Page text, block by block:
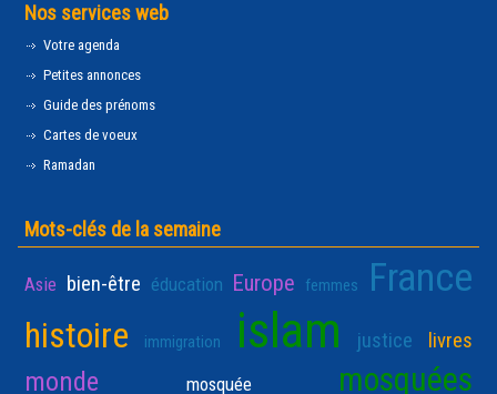
Nos services web
Votre agenda
Petites annonces
Guide des prénoms
Cartes de voeux
Ramadan
Mots-clés de la semaine
Asie bien-être éducation Europe femmes France
histoire immigration islam justice livres
monde mosquée mosquées